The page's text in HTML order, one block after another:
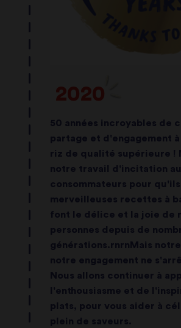
2020
50 années incroyables de
partage et d'engagement
riz de qualité supérieure !
notre travail d'incitation
consommateurs pour
merveilleuses recettes à
font le délice et la joie de
personnes depuis de
générations.rnrnMais
notre engagement ne
Nous allons continuer à
l'enthousiasme et de
plats, pour vous aider à
plein de saveurs.